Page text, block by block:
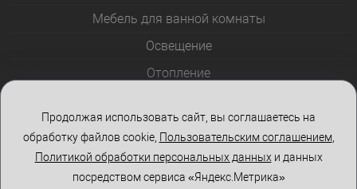
Мебель для ванной комнаты
Освещение
Отопление
Розетки и выключатели
Стеклоблоки
Столы и стулья
Продолжая использовать сайт, вы соглашаетесь на
обработку файлов cookie, Пользовательским соглашением,
Политикой обработки персональных данных и данных
посредством сервиса «Яндекс.Метрика»